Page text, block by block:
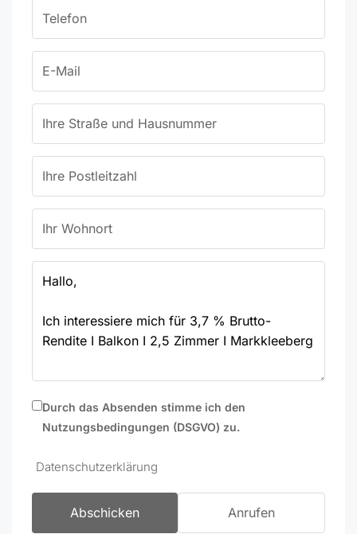
Durch das Absenden stimme ich den
Nutzungsbedingungen (DSGVO) zu.
Datenschutzerklärung
Abschicken Anrufen